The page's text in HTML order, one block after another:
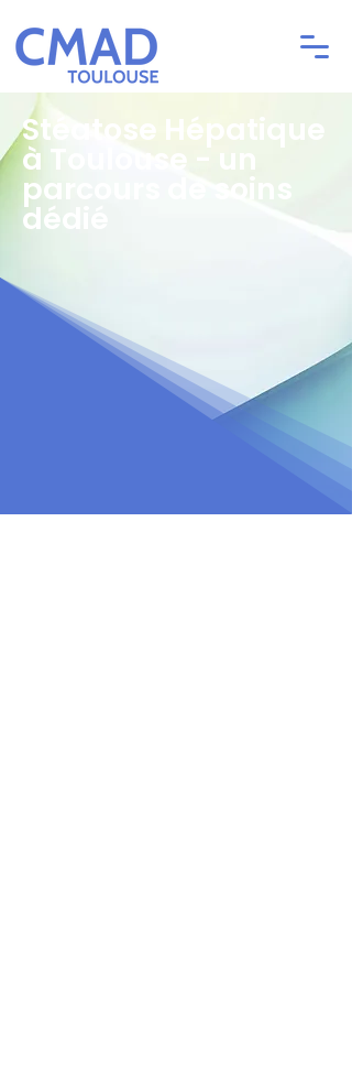
Stéatose Hépatique
à Toulouse - un
parcours de soins
dédié